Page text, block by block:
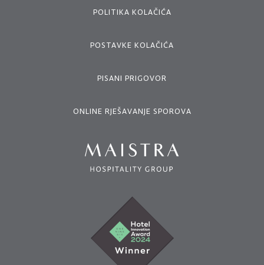
POLITIKA KOLAČIĆA
POSTAVKE KOLAČIĆA
PISANI PRIGOVOR
ONLINE RJEŠAVANJE SPOROVA